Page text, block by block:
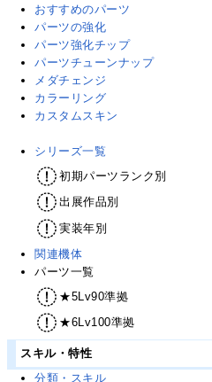
おすすめのパーツ
パーツの強化
パーツ強化チップ
パーツチューンナップ
メダチェンジ
カラーリング
カスタムスキン
シリーズ一覧
初期パーツランク別
出展作品別
実装年別
関連機体
パーツ一覧
★5Lv90準拠
★6Lv100準拠
スキル・特性
分類・スキル